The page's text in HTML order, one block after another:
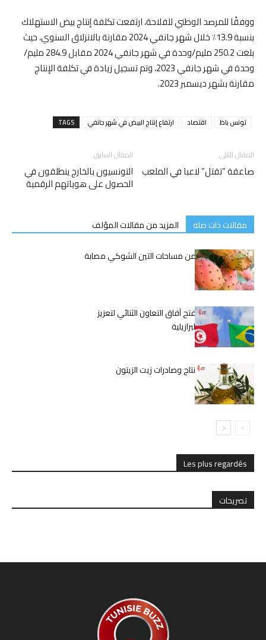
ووفقًا للمرصد الوطني للفلاحة، ارتفعت تكلفة إنتاج بيض الاستهلاك
بنسبة 13.9٪ خلال شهر جانفي 2024 مقارنة بالانزلاق السنوي، حيث
بلغت 250.2 مليم/وحدة في شهر جانفي 2024 مقابل 284.9 مليم/
وحدة في شهر جانفي 2023، وتم تسجيل زيادة في تكلفة الإنتاج
مقارنة بشهر ديسمبر 2023.
TAGS ارتفاع إنتاج البيض في شهر جانفي اقتصاد تونس باظ
المقال السابق
التونسيون بالخارج ينطلقون في
الحصول على هوياتهم الرقمية
المقال التالى
صاعقة “تقتل” لاعبا في الملعب
مقالات ذات صله
المزيد من مقالات المؤلف
المحفوظي: 50% من مساحات التين الشوكي مصابة
بالحشرة القرمزية
منتدى اقتصادي يفتح آفاق التعاون الثنائي لتعزيز
الشراكة التونسية البرازيلية
زيادة قياسية في إنتاج وصادرات زيت الزيتون
Les plus regardés
تصريحات